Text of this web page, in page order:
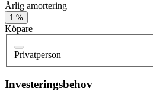
Årlig amortering
1 %
Köpare
Privatperson
Investeringsbehov